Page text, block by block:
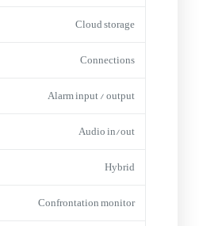
Cloud storage
Connections
Alarm input / output
Audio in/out
Hybrid
Confrontation monitor